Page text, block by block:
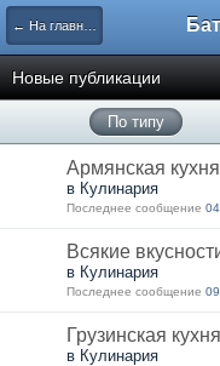
← На главную
Новые публикации
По типу
Армянская кухня
в Кулинария
Последнее сообщение
Всякие
в Кулинария
Последнее сообщение
Грузинская
в Кулинария